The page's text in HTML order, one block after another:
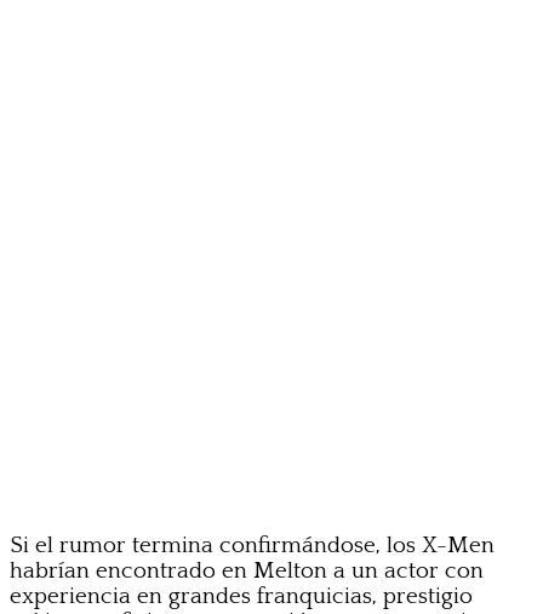
Si el rumor termina confirmándose, los X-Men
habrían encontrado en Melton a un actor con
experiencia en grandes franquicias, prestigio